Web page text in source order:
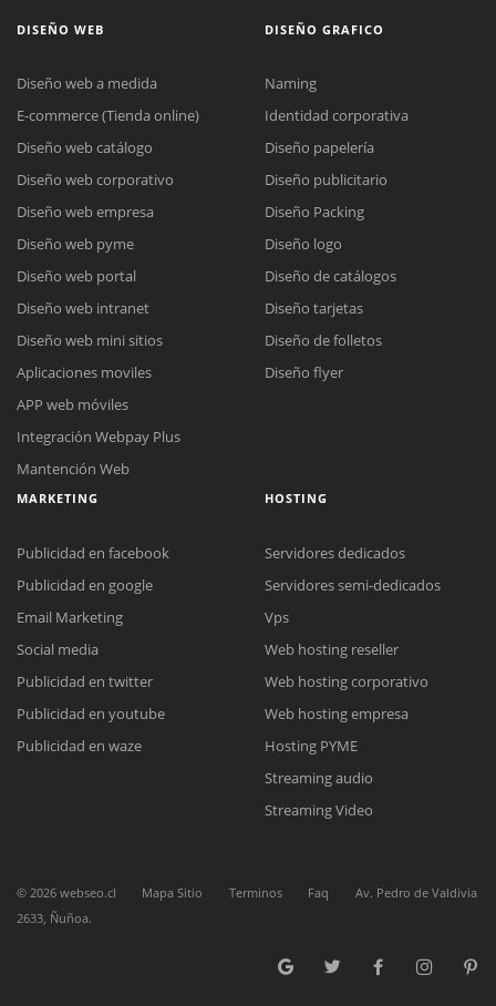
Reunión online
Nuestros ejecutivos le enviarán un correo electrónico con el enlace a
Cotización
Complete el formulario y nos contactaremos a la brevedad.
Chat Online
Todos nuestros ejecutivos están fuera de línea. Complete el formulario
para enviarnos un correo electrónico con sus datos personales.
DISEÑO WEB
Diseño web a medida
E-commerce (Tienda online)
Diseño web catálogo
Diseño web corporativo
Diseño web empresa
Diseño web pyme
Diseño web portal
Diseño web intranet
Diseño web mini sitios
Aplicaciones moviles
APP web móviles
Integración Webpay Plus
Mantención Web
DISEÑO GRAFICO
Naming
Identidad corporativa
Diseño papelería
Diseño publicitario
Diseño Packing
Diseño logo
Diseño de catálogos
Diseño tarjetas
Diseño de folletos
Diseño flyer
MARKETING
Publicidad en facebook
Publicidad en google
Email Marketing
Social media
Publicidad en twitter
Publicidad en youtube
Publicidad en waze
HOSTING
Servidores dedicados
Servidores semi-dedicados
Vps
Web hosting reseller
Web hosting corporativo
Web hosting empresa
Hosting PYME
Streaming audio
Streaming Video
© 2026 webseo.cl Mapa Sitio Terminos Faq
Av. Pedro de Valdivia
2633, Ñuñoa.